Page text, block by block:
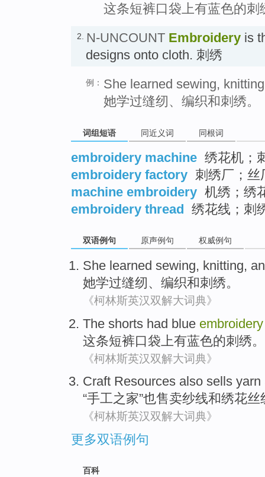
这条短裤口袋上有蓝色的刺
2. N-UNCOUNT Embroidery is
designs onto cloth. 刺绣
例： She learned sewing,
她学过缝纫、编织和刺绣。
词组短语 同近义词 同根词
embroidery machine 绣花机；
embroidery factory 刺绣厂；丝
machine embroidery 机绣；绣
embroidery thread 绣花线；刺
双语例句 原声例句 权威例句
She learned sewing, knitting,
她学过缝纫、 编织和刺绣。
《柯林斯英汉双解大词典》
The shorts had blue embroidery
这条短裤口袋 上有蓝色的刺绣。
《柯林斯英汉双解大词典》
Craft Resources also sells yarn
“手工之家”也售卖纱线和绣花丝
《柯林斯英汉双解大词典》
更多双语例句
百科